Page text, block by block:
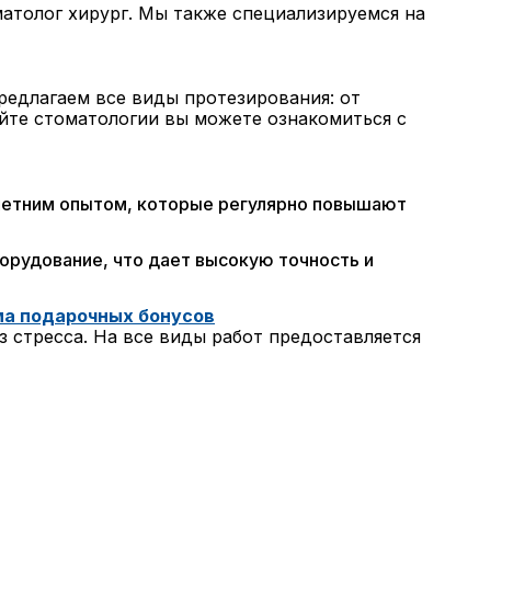
хирург. Мы также специализируемся на
все виды протезирования: от
стоматологии вы можете ознакомиться с
опытом, которые регулярно повышают
что дает высокую точность и
подарочных бонусов
На все виды работ предоставляется